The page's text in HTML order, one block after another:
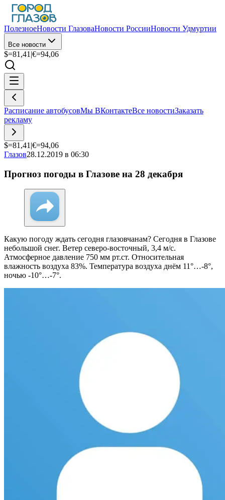
ПолезноеНовости ГлазоваНовости РоссииНовости Удмуртии
Все новости
$=81,41 |€=94,06
Расписание автобусовМы ВКонтактеВсе новостиЗаказать
рекламу
$=81,41 |€=94,06
Глазов28.12.2019 в 06:30
Прогноз погоды в Глазове на 28 декабря
Какую погоду ждать сегодня глазовчанам? Сегодня в Глазове
небольшой снег. Ветер северо-восточный, 3,4 м/с.
Атмосферное давление 750 мм рт.ст. Относительная
влажность воздуха 83%. Температура воздуха днём 11°…-8°,
ночью -10°…-7°.